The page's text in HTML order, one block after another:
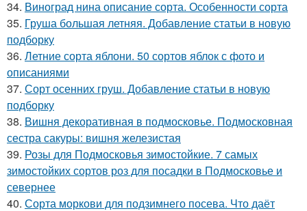
34. Виноград нина описание сорта. Особенности сорта
35. Груша большая летняя. Добавление статьи в новую
подборку
36. Летние сорта яблони. 50 сортов яблок с фото и
описаниями
37. Сорт осенних груш. Добавление статьи в новую
подборку
38. Вишня декоративная в подмосковье. Подмосковная
сестра сакуры: вишня железистая
39. Розы для Подмосковья зимостойкие. 7 самых
зимостойких сортов роз для посадки в Подмосковье и
севернее
40. Сорта моркови для подзимнего посева. Что даёт